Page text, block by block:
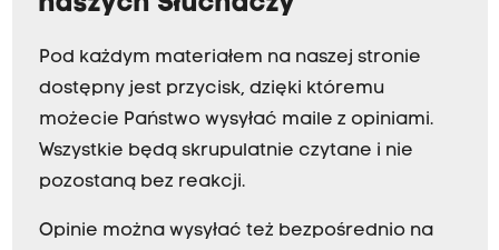
Pod każdym materiałem na naszej stronie
dostępny jest przycisk, dzięki któremu
możecie Państwo wysyłać maile z opiniami.
Wszystkie będą skrupulatnie czytane i nie
pozostaną bez reakcji.
Opinie można wysyłać też bezpośrednio na